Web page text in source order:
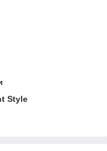
Style